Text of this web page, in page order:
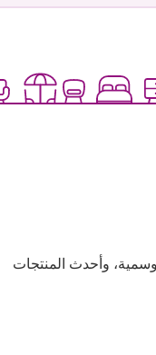
موسمية، وأحدث المنتجات